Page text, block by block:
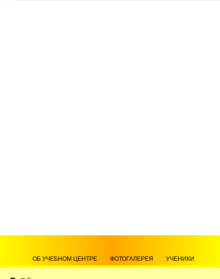
ОБ УЧЕБНОМ ЦЕНТРЕ ФОТОГАЛЕРЕЯ УЧЕНИКИ